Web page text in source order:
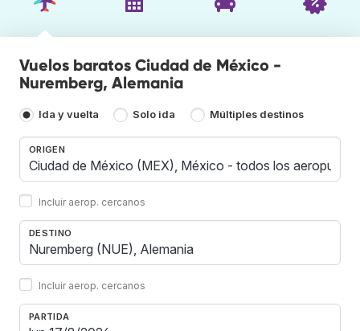
Vuelos baratos Ciudad de México -
Nuremberg, Alemania
Ida y vuelta Solo ida Múltiples destinos
ORIGEN
Incluir aerop. cercanos
DESTINO
Incluir aerop. cercanos
PARTIDA